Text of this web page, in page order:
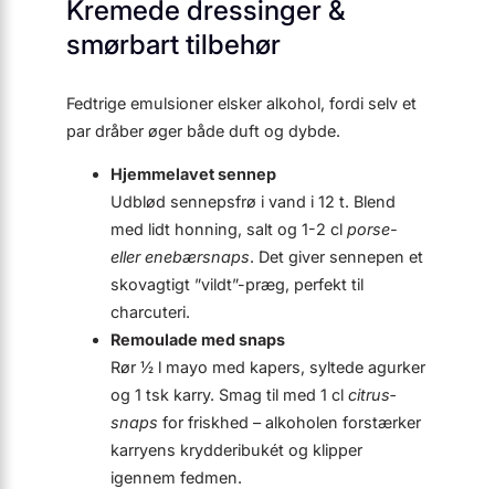
Kremede dressinger &
smørbart tilbehør
Fedtrige emulsioner elsker alkohol, fordi selv et
par dråber øger både duft og dybde.
Hjemmelavet sennep
Udblød sennepsfrø i vand i 12 t. Blend
med lidt honning, salt og 1-2 cl porse-
eller enebær­snaps. Det giver sennepen et
skovagtigt ”vildt”-præg, perfekt til
charcuteri.
Remoulade med snaps
Rør ½ l mayo med kapers, syltede agurker
og 1 tsk karry. Smag til med 1 cl citrus­
snaps for friskhed – alkoholen forstærker
karryens krydderibukét og klipper
igennem fedmen.